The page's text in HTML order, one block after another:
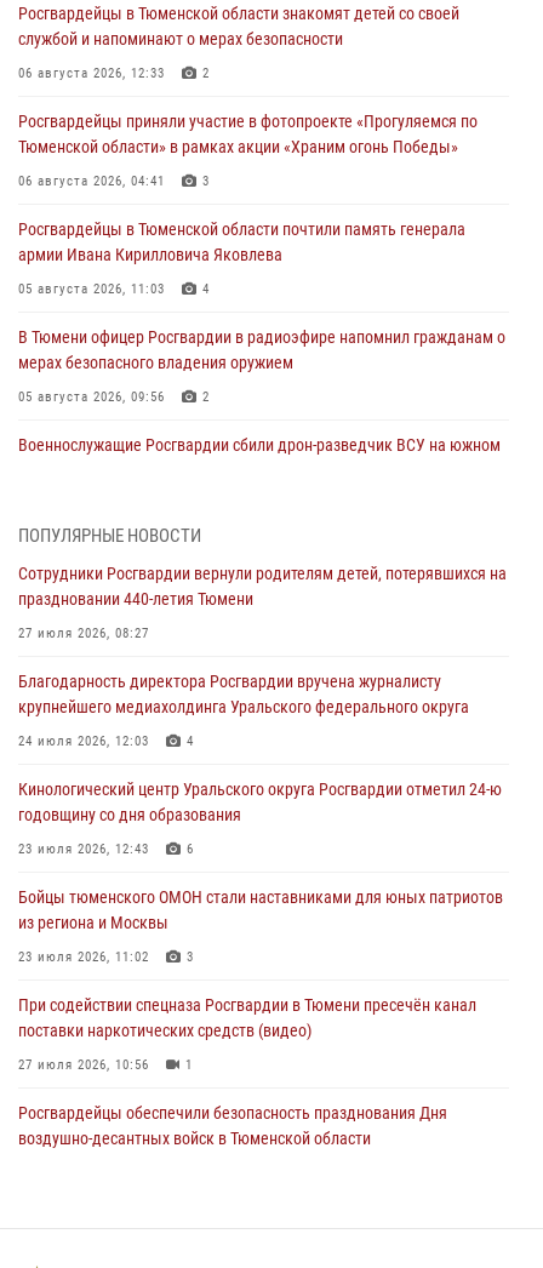
Росгвардейцы в Тюменской области знакомят детей со своей
службой и напоминают о мерах безопасности
06 августа 2026, 12:33 2
Росгвардейцы приняли участие в фотопроекте «Прогуляемся по
Тюменской области» в рамках акции «Храним огонь Победы»
06 августа 2026, 04:41 3
Росгвардейцы в Тюменской области почтили память генерала
армии Ивана Кирилловича Яковлева
05 августа 2026, 11:03 4
В Тюмени офицер Росгвардии в радиоэфире напомнил гражданам о
мерах безопасного владения оружием
05 августа 2026, 09:56 2
Военнослужащие Росгвардии сбили дрон-разведчик ВСУ на южном
масштабных спортивных событий на Урале
05 августа 2026, 05:22
виновника ДТП
05 августа 2026, 05:15
труженицу тыла из Тюмени
04 августа 2026, 11:07
условиях в Тюменской области (видео)
04 августа 2026, 06:28
ПОПУЛЯРНЫЕ НОВОСТИ
Сотрудники Росгвардии вернули родителям детей, потерявшихся на
праздновании 440-летия Тюмени
27 июля 2026, 08:27
Благодарность директора Росгвардии вручена журналисту
крупнейшего медиахолдинга Уральского федерального округа
24 июля 2026, 12:03 4
Кинологический центр Уральского округа Росгвардии отметил 24-ю
годовщину со дня образования
23 июля 2026, 12:43 6
Бойцы тюменского ОМОН стали наставниками для юных патриотов
из региона и Москвы
23 июля 2026, 11:02 3
При содействии спецназа Росгвардии в Тюмени пресечён канал
поставки наркотических средств (видео)
27 июля 2026, 10:56 1
Росгвардейцы обеспечили безопасность празднования Дня
воздушно-десантных войск в Тюменской области